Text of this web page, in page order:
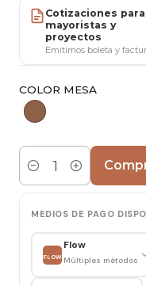
Color natural.
Uso recomendado
Apta para uso
Ideal para
cafeterías y
Limpiar con paño
Evitar productos
desarmado, con
Cotizaciones para
mayoristas y
proyectos
Emitimos boleta y
COLOR MESA
Cantidad
MEDIOS DE PAGO
FLOW
Flow
Múltiples métodos